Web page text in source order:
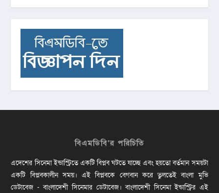
বিএমডিবি’র পরিচিতি
এদেশের সিনেমা ইন্ডাস্ট্রিতে একটি বিপ্লব ঘটতে যাচ্ছে এবং হয়তো বর্তমান সময়টা
একটি বিপ্লবকালীন সময়। এই বিপ্লবকে বেগবান করে তুলতেই বাংলা মুভি
ডেটাবেজ - বাংলাদেশী সিনেমার ডেটাবেজ। বাংলাদেশী সিনেমা ইন্ডাস্ট্রির এই